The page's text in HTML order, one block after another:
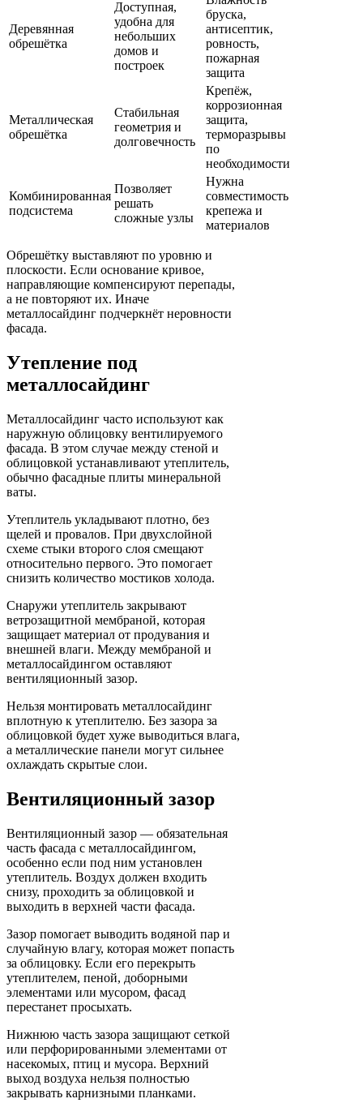
Деревянная
обрешётка
Доступная,
удобна для
небольших
домов и
построек
бруска,
антисептик,
ровность,
пожарная
защита
Металлическая
обрешётка
Стабильная
геометрия и
долговечность
Крепёж,
коррозионная
защита,
терморазрывы
по
необходимости
Комбинированная
подсистема
Позволяет
решать
сложные узлы
Нужна
совместимость
крепежа и
материалов
Обрешётку выставляют по уровню и
плоскости. Если основание кривое,
направляющие компенсируют перепады,
а не повторяют их. Иначе
металлосайдинг подчеркнёт неровности
фасада.
Утепление под
металлосайдинг
Металлосайдинг часто используют как
наружную облицовку вентилируемого
фасада. В этом случае между стеной и
облицовкой устанавливают утеплитель,
обычно фасадные плиты минеральной
ваты.
Утеплитель укладывают плотно, без
щелей и провалов. При двухслойной
схеме стыки второго слоя смещают
относительно первого. Это помогает
снизить количество мостиков холода.
Снаружи утеплитель закрывают
ветрозащитной мембраной, которая
защищает материал от продувания и
внешней влаги. Между мембраной и
металлосайдингом оставляют
вентиляционный зазор.
Нельзя монтировать металлосайдинг
вплотную к утеплителю. Без зазора за
облицовкой будет хуже выводиться влага,
а металлические панели могут сильнее
охлаждать скрытые слои.
Вентиляционный зазор
Вентиляционный зазор — обязательная
часть фасада с металлосайдингом,
особенно если под ним установлен
утеплитель. Воздух должен входить
снизу, проходить за облицовкой и
выходить в верхней части фасада.
Зазор помогает выводить водяной пар и
случайную влагу, которая может попасть
за облицовку. Если его перекрыть
утеплителем, пеной, доборными
элементами или мусором, фасад
перестанет просыхать.
Нижнюю часть зазора защищают сеткой
или перфорированными элементами от
насекомых, птиц и мусора. Верхний
выход воздуха нельзя полностью
закрывать карнизными планками.